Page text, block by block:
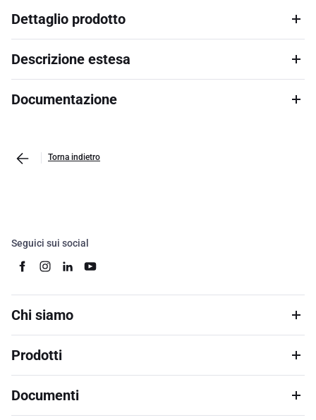
Dettaglio prodotto
Descrizione estesa
Documentazione
Torna indietro
Seguici sui social
Chi siamo
Prodotti
Documenti